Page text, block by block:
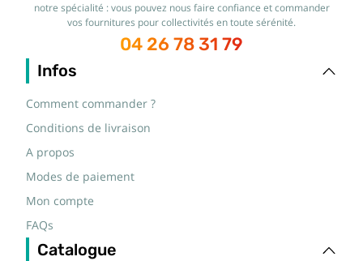
notre spécialité : vous pouvez nous faire confiance et commander
vos fournitures pour collectivités en toute sérénité.
04 26 78 31 79
Infos
Comment commander ?
Conditions de livraison
A propos
Modes de paiement
Mon compte
FAQs
Catalogue